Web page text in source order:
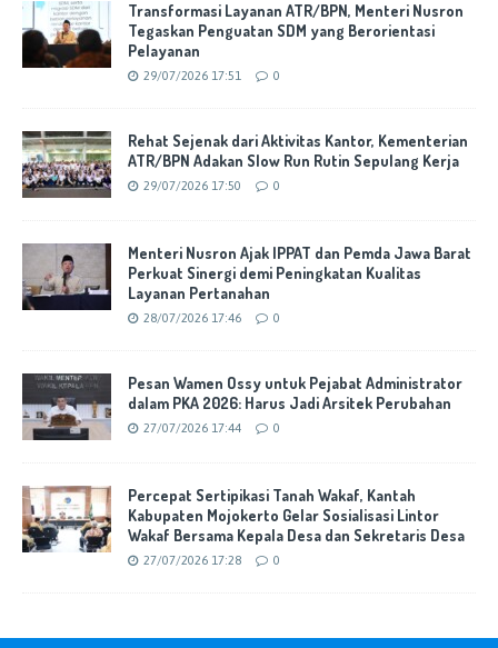
Transformasi Layanan ATR/BPN, Menteri Nusron
Tegaskan Penguatan SDM yang Berorientasi
Pelayanan
29/07/2026 17:51 0
Rehat Sejenak dari Aktivitas Kantor, Kementerian
ATR/BPN Adakan Slow Run Rutin Sepulang Kerja
29/07/2026 17:50 0
Menteri Nusron Ajak IPPAT dan Pemda Jawa Barat
Perkuat Sinergi demi Peningkatan Kualitas
Layanan Pertanahan
28/07/2026 17:46 0
Pesan Wamen Ossy untuk Pejabat Administrator
dalam PKA 2026: Harus Jadi Arsitek Perubahan
27/07/2026 17:44 0
Percepat Sertipikasi Tanah Wakaf, Kantah
Kabupaten Mojokerto Gelar Sosialisasi Lintor
Wakaf Bersama Kepala Desa dan Sekretaris Desa
27/07/2026 17:28 0